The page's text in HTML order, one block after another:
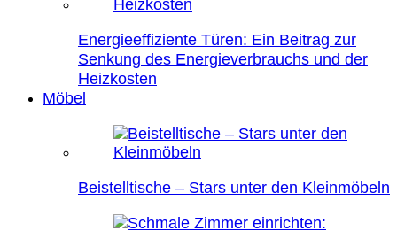
Energieeffiziente Türen: Ein Beitrag zur
Senkung des Energieverbrauchs und der
Heizkosten
Möbel
Beistelltische – Stars unter den Kleinmöbeln